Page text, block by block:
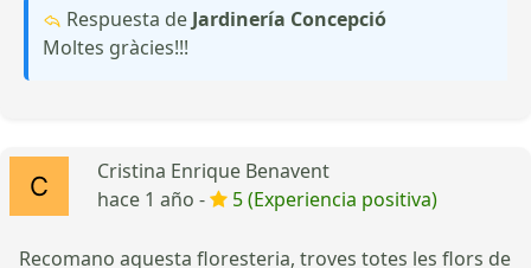
Respuesta de Jardinería Concepció
Moltes gràcies!!!
Cristina Enrique Benavent
hace 1 año -
5 (Experiencia positiva)
Recomano aquesta floresteria, troves totes les flors de